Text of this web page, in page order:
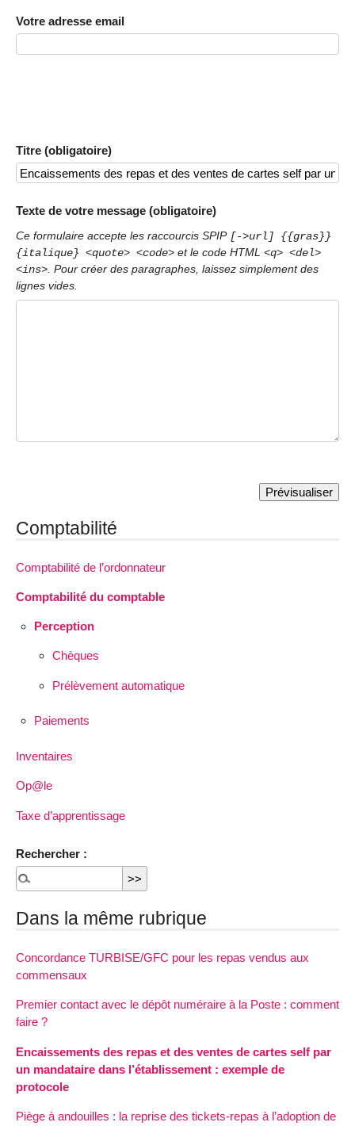
Votre adresse email
Titre (obligatoire)
Texte de votre message (obligatoire)
Ce formulaire accepte les raccourcis SPIP [->url] {{gras}}
{italique} <quote> <code> et le code HTML <q> <del>
<ins>. Pour créer des paragraphes, laissez simplement des
lignes vides.
Comptabilité
Comptabilité de l’ordonnateur
Comptabilité du comptable
Perception
Chèques
Prélèvement automatique
Paiements
Inventaires
Op@le
Taxe d’apprentissage
Rechercher :
Dans la même rubrique
Concordance TURBISE/GFC pour les repas vendus aux
commensaux
Premier contact avec le dépôt numéraire à la Poste : comment
faire ?
Encaissements des repas et des ventes de cartes self par
un mandataire dans l’établissement : exemple de
protocole
Piège à andouilles : la reprise des tickets-repas à l’adoption de